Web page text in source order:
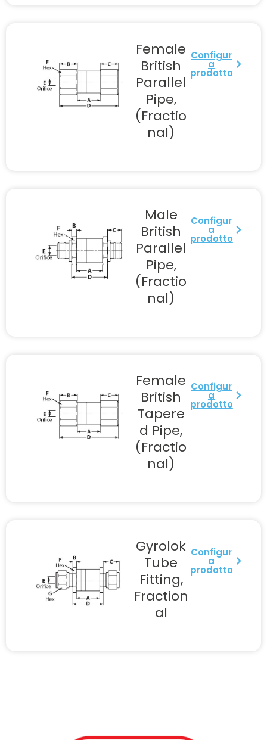
Female
British
Parallel
Pipe,
(Fractio
nal)
Configur
a
prodotto
Male
British
Parallel
Pipe,
(Fractio
nal)
Configur
a
prodotto
Female
British
Tapere
d Pipe,
(Fractio
nal)
Configur
a
prodotto
Gyrolok
Tube
Fitting,
Fraction
al
Configur
a
prodotto